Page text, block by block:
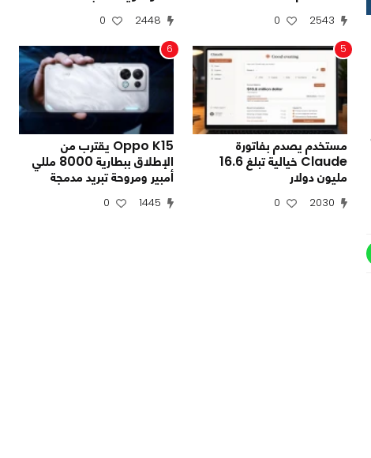
2543
0
2448
0
5
مستخدم يصدم بفاتورة
Claude خيالية تبلغ 16.6
مليون دولار
2030
0
6
Oppo K15 يقترب من
الإطلاق ببطارية 8000 مللي
أمبير ومروحة تبريد مدمجة
1445
0